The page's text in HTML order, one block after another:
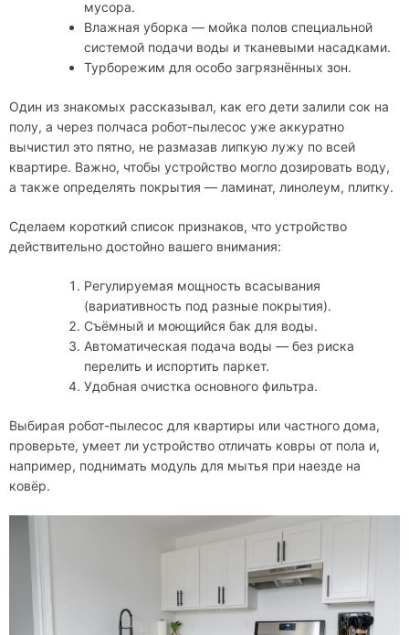
мусора.
Влажная уборка — мойка полов специальной
системой подачи воды и тканевыми насадками.
Турборежим для особо загрязнённых зон.
Один из знакомых рассказывал, как его дети залили сок на
полу, а через полчаса робот-пылесос уже аккуратно
вычистил это пятно, не размазав липкую лужу по всей
квартире. Важно, чтобы устройство могло дозировать воду,
а также определять покрытия — ламинат, линолеум, плитку.
Сделаем короткий список признаков, что устройство
действительно достойно вашего внимания:
Регулируемая мощность всасывания
(вариативность под разные покрытия).
Съёмный и моющийся бак для воды.
Автоматическая подача воды — без риска
перелить и испортить паркет.
Удобная очистка основного фильтра.
Выбирая робот-пылесос для квартиры или частного дома,
проверьте, умеет ли устройство отличать ковры от пола и,
например, поднимать модуль для мытья при наезде на
ковёр.